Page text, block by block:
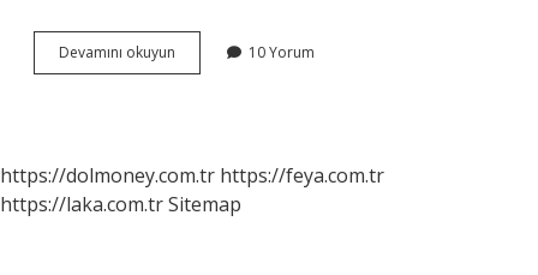
Devamını okuyun
Kapı
10 Yorum
https://dolmoney.com.tr https://feya.com.tr
https://laka.com.trSitemap